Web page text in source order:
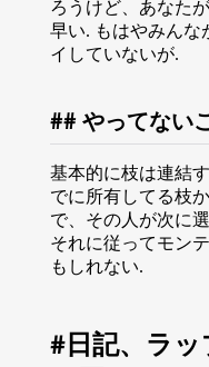
ろうけど、あなた
早い. もはやみんな
イしていないが.
やってない
基本的に枝は連結
でに所有してる枝
で、その人が次に
それに従ってモン
もしれない.
日記、ラ